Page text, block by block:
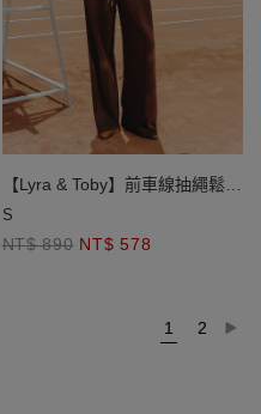
【Lyra & Toby】前車線抽繩鬆緊
長褲
S
NT$ 890 NT$ 578
1 2